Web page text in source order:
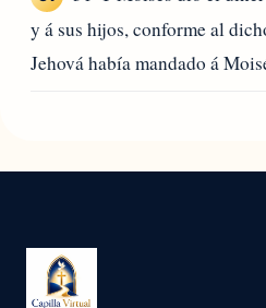
y á sus hijos, conforme al
Jehová había mandado á